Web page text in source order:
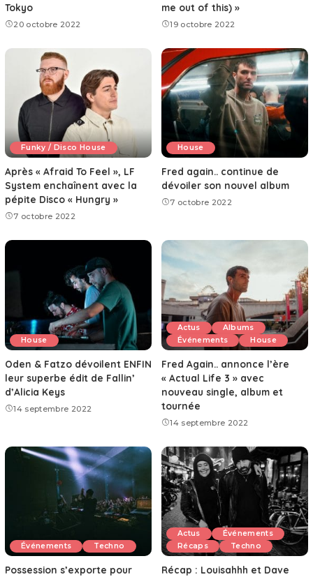
Tokyo
20 octobre 2022
me out of this) »
19 octobre 2022
Funky / Disco House
Après « Afraid To Feel », LF
System enchaînent avec la
pépite Disco « Hungry »
7 octobre 2022
House
Fred again.. continue de
dévoiler son nouvel album
7 octobre 2022
House
Oden & Fatzo dévoilent ENFIN
leur superbe édit de Fallin’
d’Alicia Keys
14 septembre 2022
Actus
Albums
Événements
House
Fred Again.. annonce l’ère
« Actual Life 3 » avec
nouveau single, album et
tournée
14 septembre 2022
Événements Techno
Possession s’exporte pour
Actus
Événements
Récaps
Techno
Récap : Louisahhh et Dave